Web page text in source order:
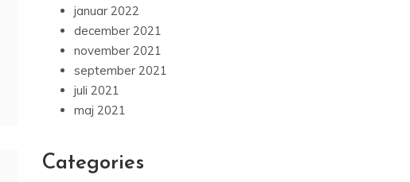
januar 2022
december 2021
november 2021
september 2021
juli 2021
maj 2021
Categories